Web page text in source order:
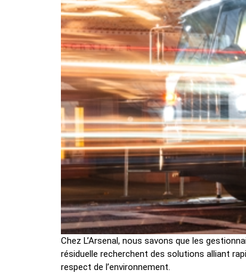
Chez L’Arsenal, nous savons que les
résiduelle recherchent des solutions alliant
respect de l’environnement.